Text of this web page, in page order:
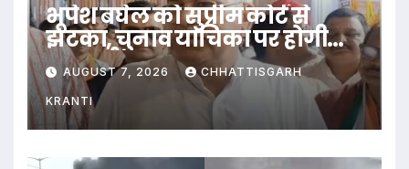
भूपेश बघेल को सुप्रीम कोर्ट से
झटका, चुनाव याचिका पर होगी
सुनवाई
AUGUST 7, 2026 CHHATTISGARH
KRANTI